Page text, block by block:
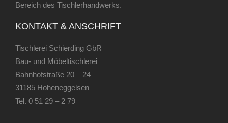
Bereich des Tischlerhandwerks.
KONTAKT & ANSCHRIFT
Tischlerei Schierding GbR
Bau- und Möbeltischlerei
Bahnhofstraße 20 – 24
31185 Hoheneggelsen
Tel. 0 51 29 – 2 79